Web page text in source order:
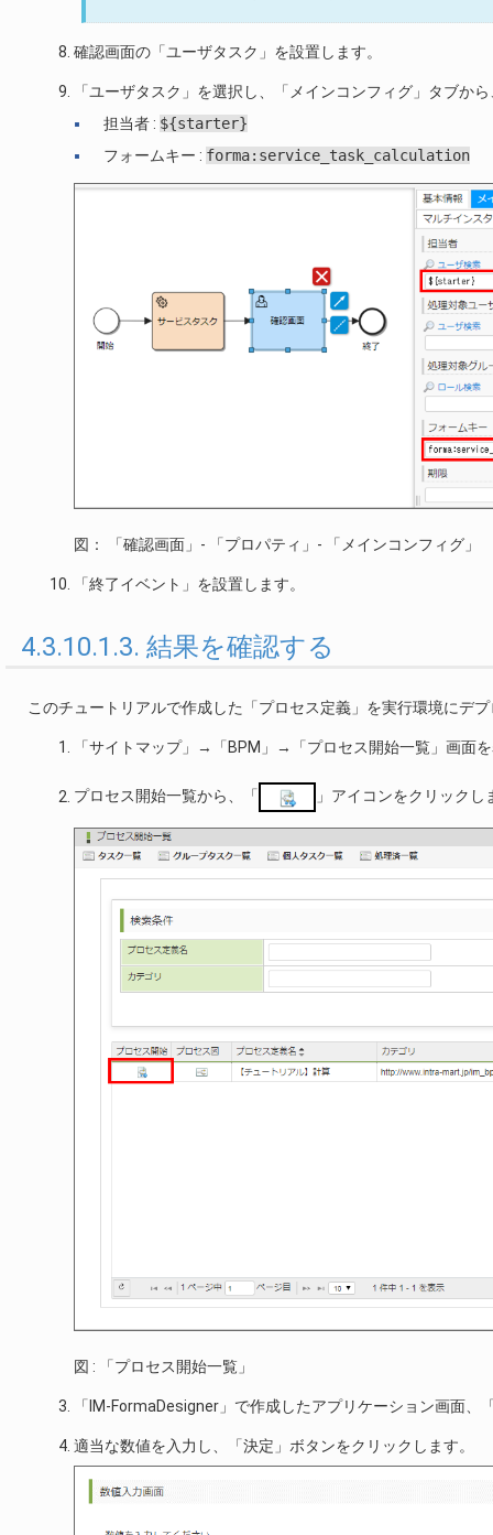
確認画面の「ユーザタスク」を設置します。
「ユーザタスク」を選択し、「メインコンフィグ」タブか
担当者 : ${starter}
フォームキー : forma:service_task_calculation
図： 「確認画面」- 「プロパティ」- 「メインコンフィグ」
「終了イベント」を設置します。
4.3.10.1.3. 結果を確認する
このチュートリアルで作成した「プロセス定義」を実行環境にデ
「サイトマップ」→「BPM」→「プロセス開始一覧」画面
プロセス開始一覧から、「 」アイコンをクリックし
図 : 「プロセス開始一覧」
「IM-FormaDesigner」で作成したアプリケーション画面、
適当な数値を入力し、「決定」ボタンをクリックします。